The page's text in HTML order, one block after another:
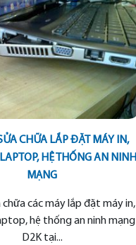
CHỮA LẮP ĐẶT MÁY IN,
HỆ THỐNG AN NINH
MẠNG
chữa các máy lắp đặt máy in,
hệ thống an ninh mạng
D2K tại...